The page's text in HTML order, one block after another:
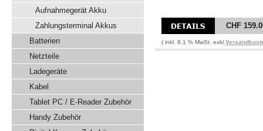
Aufnahmegerät Akku
Zahlungsterminal Akkus
Batterien
Netzteile
Ladegeräte
Kabel
Tablet PC / E-Reader Zubehör
Handy Zubehör
CHF
( inkl. 8.1 % MwSt. exkl.